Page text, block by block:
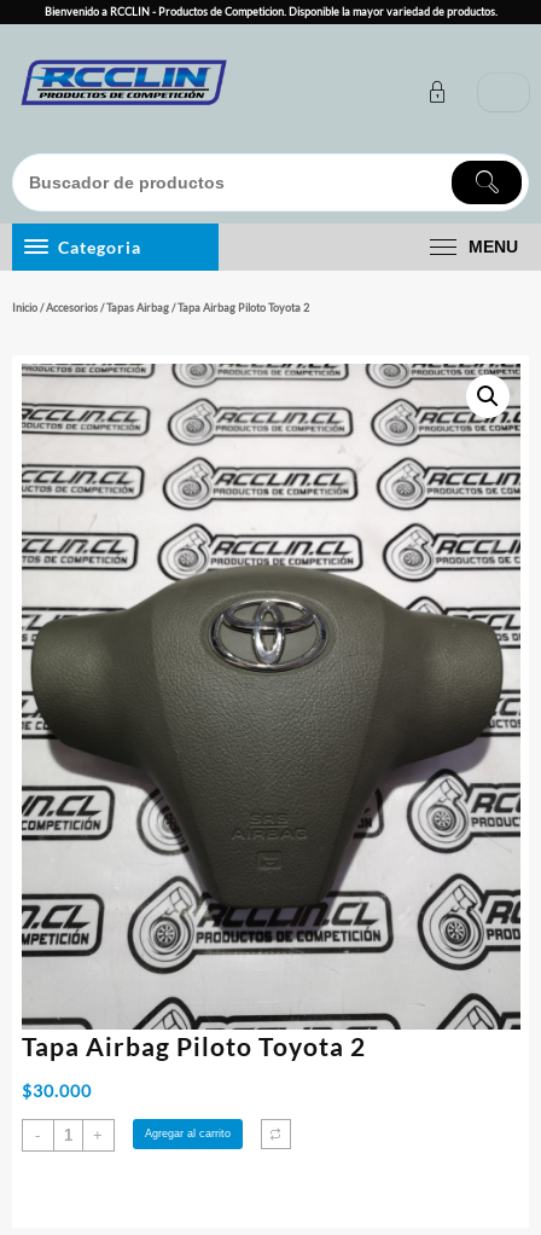
content
Bienvenido a RCCLIN - Productos de Competicion. Disponible la mayor variedad de productos.
Categoria MENU
Inicio/Accesorios/Tapas Airbag/ Tapa Airbag Piloto Toyota 2
Tapa Airbag Piloto Toyota 2
$30.000
-
Tapa
+ Agregar al carrito